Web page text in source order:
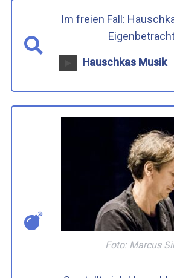
Im freien Fall:
Hauschkas Musik
Foto: Marcus